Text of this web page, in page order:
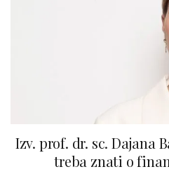
Izv. prof. dr. sc. Dajana
treba znati o